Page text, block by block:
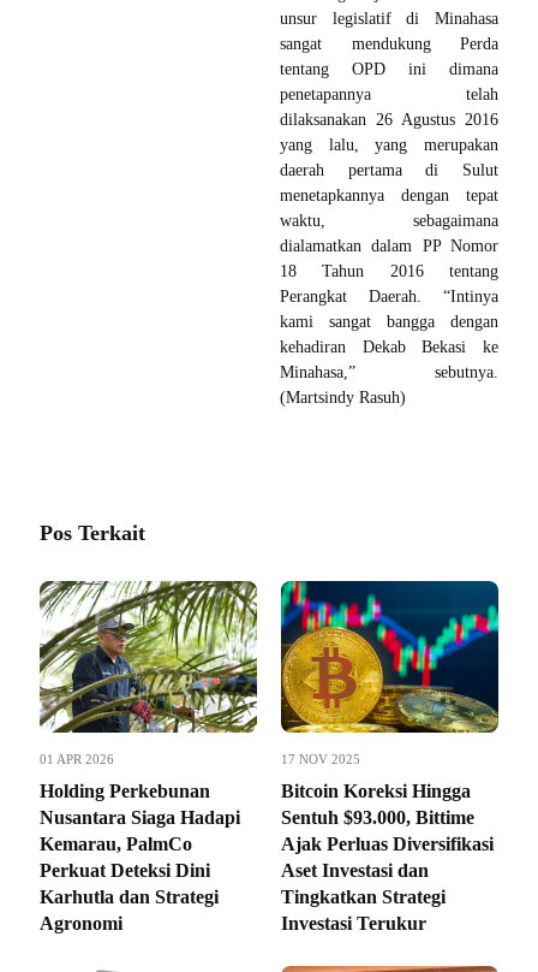
unsur legislatif di Minahasa
sangat mendukung Perda
tentang OPD ini dimana
penetapannya telah
dilaksanakan 26 Agustus 2016
yang lalu, yang merupakan
daerah pertama di Sulut
menetapkannya dengan tepat
waktu, sebagaimana
dialamatkan dalam PP Nomor
18 Tahun 2016 tentang
Perangkat Daerah. “Intinya
kami sangat bangga dengan
kehadiran Dekab Bekasi ke
Minahasa,” sebutnya.
(Martsindy Rasuh)
Pos Terkait
01 APR 2026
Holding Perkebunan
Nusantara Siaga Hadapi
Kemarau, PalmCo
Perkuat Deteksi Dini
Karhutla dan Strategi
Agronomi
17 NOV 2025
Bitcoin Koreksi Hingga
Sentuh $93.000, Bittime
Ajak Perluas Diversifikasi
Aset Investasi dan
Tingkatkan Strategi
Investasi Terukur